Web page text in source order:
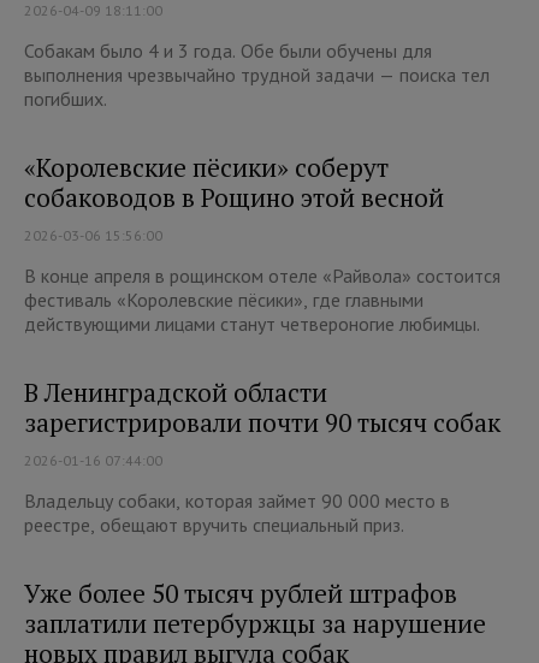
2026-04-09 18:11:00
Собакам было 4 и 3 года. Обе были обучены для
выполнения чрезвычайно трудной задачи — поиска тел
погибших.
«Королевские пёсики» соберут
собаководов в Рощино этой весной
2026-03-06 15:56:00
В конце апреля в рощинском отеле «Райвола» состоится
фестиваль «Королевские пёсики», где главными
действующими лицами станут четвероногие любимцы.
В Ленинградской области
зарегистрировали почти 90 тысяч собак
2026-01-16 07:44:00
Владельцу собаки, которая займет 90 000 место в
реестре, обещают вручить специальный приз.
Уже более 50 тысяч рублей штрафов
заплатили петербуржцы за нарушение
новых правил выгула собак